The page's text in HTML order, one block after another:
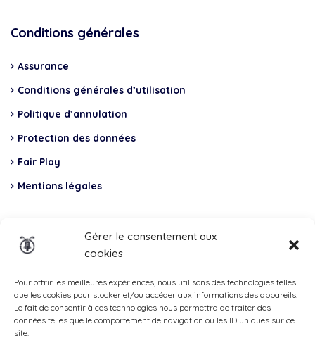
Gérer le consentement aux
cookies
Pour offrir les meilleures expériences, nous utilisons des technologies telles
que les cookies pour stocker et/ou accéder aux informations des appareils.
Le fait de consentir à ces technologies nous permettra de traiter des
données telles que le comportement de navigation ou les ID uniques sur ce
site.
Conditions générales
Assurance
Conditions générales d’utilisation
Politique d’annulation
Protection des données
Fair Play
Mentions légales
Total Casco, Partner
Methods
of
payment